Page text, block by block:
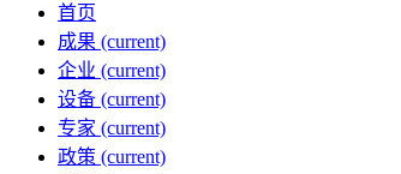
首页
成果 (current)
企业 (current)
设备 (current)
专家 (current)
政策 (current)